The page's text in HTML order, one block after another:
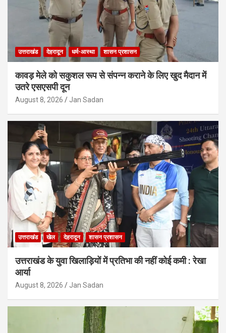
उत्तराखंड देहरादून धर्म-आस्था शासन प्रशासन
कावड़ मेले को सकुशल रूप से संपन्न कराने के लिए खुद मैदान में
उतरे एसएसपी दून
August 8, 2026 Jan Sadan
उत्तराखंड खेल देहरादून शासन प्रशासन
उत्तराखंड के युवा खिलाड़ियों में प्रतिभा की नहीं कोई कमी : रेखा
आर्या
August 8, 2026 Jan Sadan